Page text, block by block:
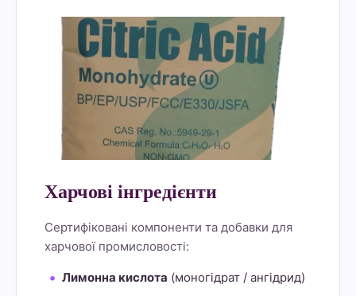
Харчові інгредієнти
Сертифіковані компоненти та добавки для
харчової промисловості:
Лимонна кислота (моногідрат / ангідрид)